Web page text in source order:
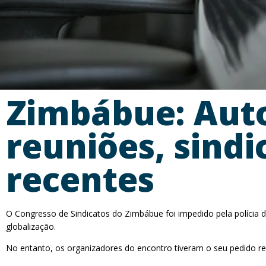
Zimbábue:
reuniões,
recentes
O Congresso de Sindicatos do Zimbábue foi impedido pela polícia
globalização.
No entanto, os organizadores do encontro tiveram o seu pedido